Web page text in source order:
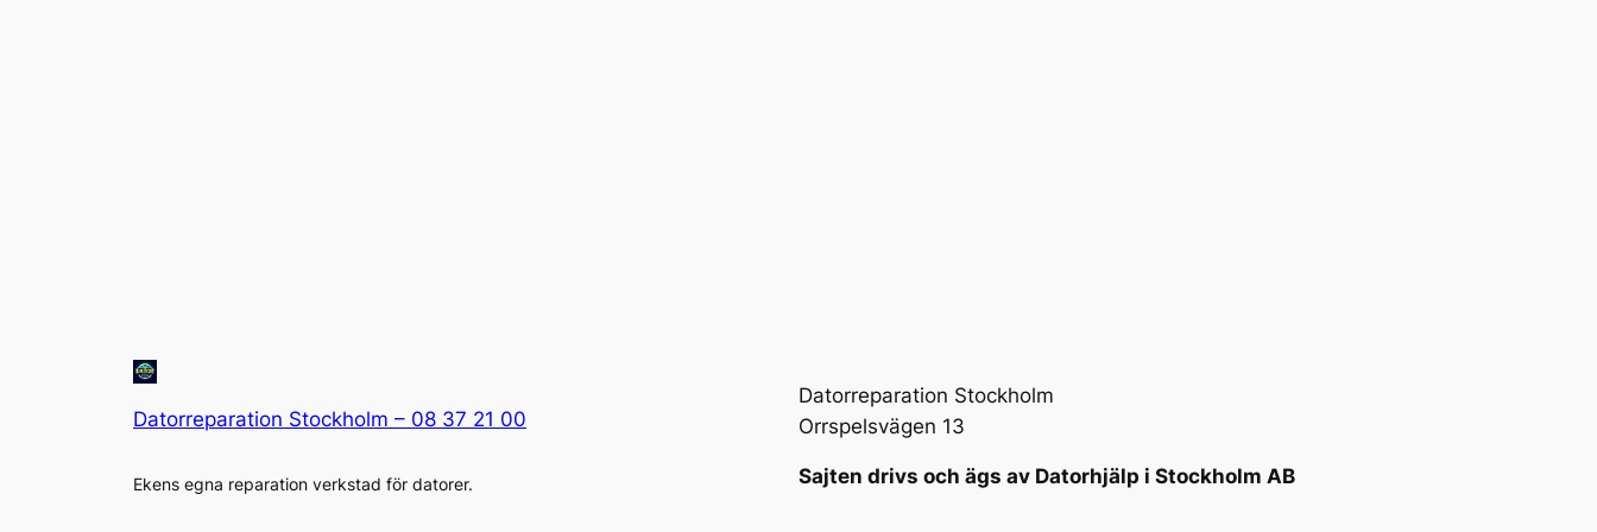
Datorreparation Stockholm – 08 37 21 00
Ekens egna reparation verkstad för datorer.
Datorreparation Stockholm
Orrspelsvägen 13
Sajten drivs och ägs av Datorhjälp i Stockholm AB